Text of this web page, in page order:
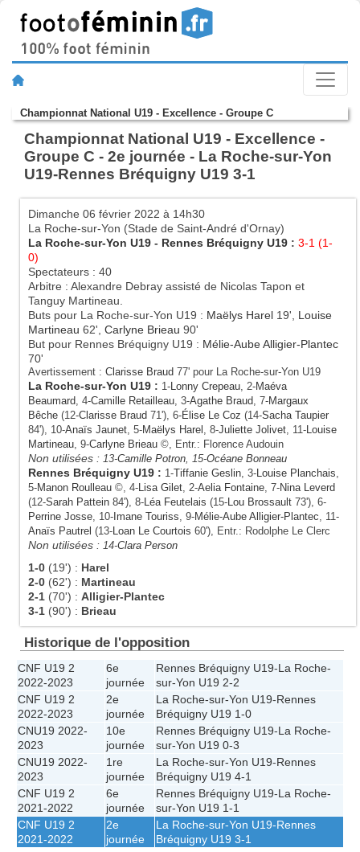
Championnat National U19 - Excellence - Groupe C
Championnat National U19 - Excellence -
Groupe C - 2e journée - La Roche-sur-Yon
U19-Rennes Bréquigny U19 3-1
Dimanche 06 février 2022 à 14h30
La Roche-sur-Yon (Stade de Saint-André d'Ornay)
La Roche-sur-Yon U19 - Rennes Bréquigny U19 : 3-1 (1-
0)
Spectateurs : 40
Arbitre : Alexandre Debray assisté de Nicolas Tapon et
Tanguy Martineau.
Buts pour La Roche-sur-Yon U19 : Maëlys Harel 19', Louise
Martineau 62', Carlyne Brieau 90'
But pour Rennes Bréquigny U19 : Mélie-Aube Alligier-Plantec
70'
Avertissement : Clarisse Braud 77' pour La Roche-sur-Yon U19
La Roche-sur-Yon U19 : 1-Lonny Crepeau, 2-Maéva
Beaumard, 4-Camille Retailleau, 3-Agathe Braud, 7-Margaux
Bêche (12-Clarisse Braud 71'), 6-Élise Le Coz (14-Sacha Taupier
84'), 10-Anaïs Jaunet, 5-Maëlys Harel , 8-Juliette Jolivet, 11-Louise
Martineau, 9-Carlyne Brieau ©, Entr.: Florence Audouin
Non utilisées : 13-Camille Potron, 15-Océane Bonneau
Rennes Bréquigny U19 : 1-Tiffanie Geslin, 3-Louise Planchais,
5-Manon Roulleau ©, 4-Lisa Gilet, 2-Aelia Fontaine, 7-Nina Leverd
(12-Sarah Pattein 84'), 8-Léa Feutelais (15-Lou Brossault 73'), 6-
Perrine Josse, 10- Imane Touriss, 9-Mélie-Aube Alligier-Plantec, 11-
Anaïs Pautrel (13-Loan Le Courtois 60'), Entr.: Rodolphe Le Clerc
Non utilisées : 14-Clara Person
1-0 (19') : Harel
2-0 (62') : Martineau
2-1 (70') : Alligier-Plantec
3-1 (90') : Brieau
Historique de l'opposition
CNF U19 2
2022-2023
6e
journée
Rennes Bréquigny U19-La Roche-
sur-Yon U19 2-2
CNF U19 2
2022-2023
2e
journée
La Roche-sur-Yon U19-Rennes
Bréquigny U19 1-0
CNU19 2022-
2023
10e
journée
Rennes Bréquigny U19-La Roche-
sur-Yon U19 0-3
CNU19 2022-
2023
1re
journée
La Roche-sur-Yon U19-Rennes
Bréquigny U19 4-1
CNF U19 2
2021-2022
6e
journée
Rennes Bréquigny U19-La Roche-
sur-Yon U19 1-1
CNF U19 2
2021-2022
2e
journée
La Roche-sur-Yon U19-Rennes
Bréquigny U19 3-1